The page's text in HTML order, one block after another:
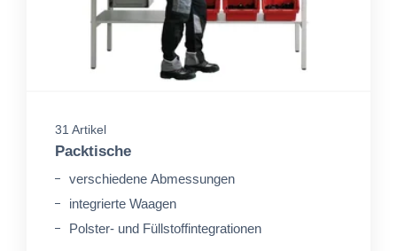
31 Artikel
Packtische
verschiedene Abmessungen
integrierte Waagen
Polster- und Füllstoffintegrationen